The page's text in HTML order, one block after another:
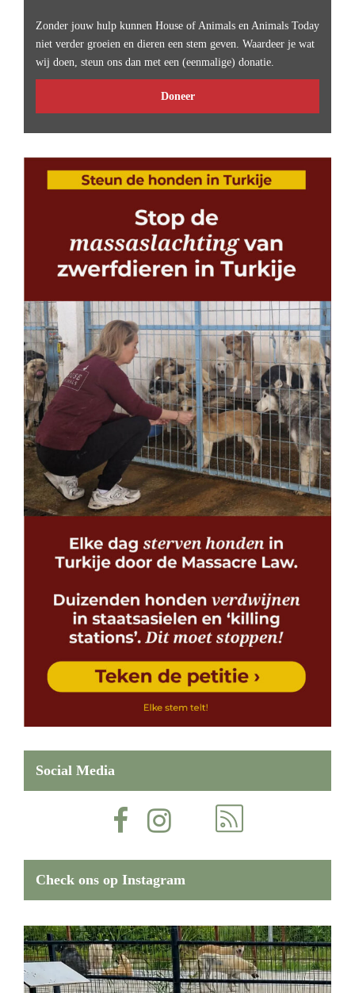
Zonder jouw hulp kunnen House of Animals en Animals Today
niet verder groeien en dieren een stem geven. Waardeer je wat
wij doen, steun ons dan met een (eenmalige) donatie.
Doneer
Social Media
Check ons op Instagram